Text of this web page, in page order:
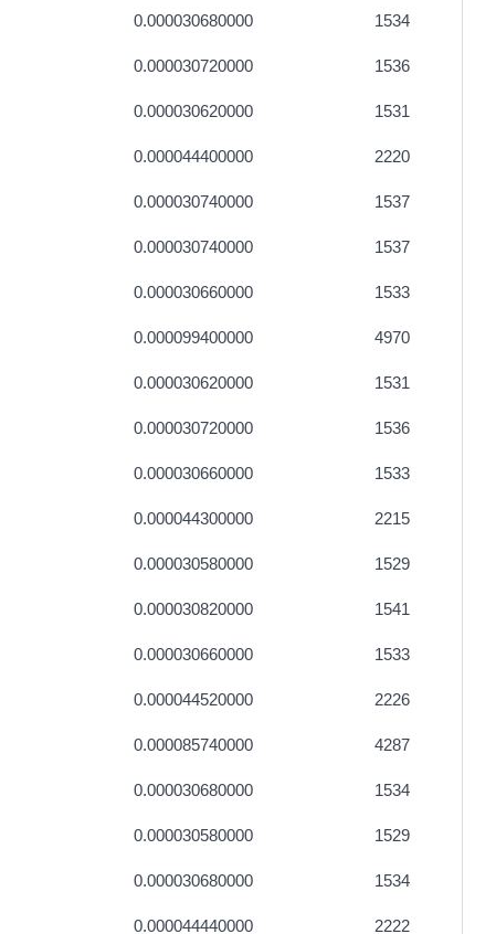
0.000030680000 1534
0.000030720000 1536
0.000030620000 1531
0.000044400000 2220
0.000030740000 1537
0.000030740000 1537
0.000030660000 1533
0.000099400000 4970
0.000030620000 1531
0.000030720000 1536
0.000030660000 1533
0.000044300000 2215
0.000030580000 1529
0.000030820000 1541
0.000030660000 1533
0.000044520000 2226
0.000085740000 4287
0.000030680000 1534
0.000030580000 1529
0.000030680000 1534
0.000044440000 2222